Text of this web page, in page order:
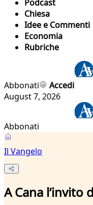
Podcast
Chiesa
Idee e Commenti
Economia
Rubriche
Abbonati
Accedi
August 7, 2026
Abbonati
Il Vangelo
A Cana l’invito